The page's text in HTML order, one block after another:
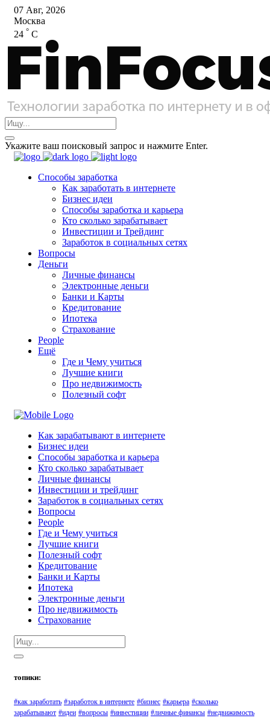
07 Авг, 2026
Москва
24 ° C
Укажите ваш поисковый запрос и нажмите Enter.
Способы заработка
Как заработать в интернете
Бизнес идеи
Способы заработка и карьера
Кто сколько зарабатывает
Инвестиции и Трейдинг
Заработок в социальных сетях
Вопросы
Деньги
Личные финансы
Электронные деньги
Банки и Карты
Кредитование
Ипотека
Страхование
People
Ещё
Где и Чему учиться
Лучшие книги
Про недвижимость
Полезный софт
Как зарабатывают в интернете
Бизнес идеи
Способы заработка и карьера
Кто сколько зарабатывает
Личные финансы
Инвестиции и трейдинг
Заработок в социальных сетях
Вопросы
People
Где и Чему учиться
Лучшие книги
Полезный софт
Кредитование
Банки и Карты
Ипотека
Электронные деньги
Про недвижимость
Страхование
топики:
#как заработать #заработок в интернете #бизнес #карьера #сколько
зарабатывают #идеи #вопросы #инвестиции #личные финансы #недвижимость